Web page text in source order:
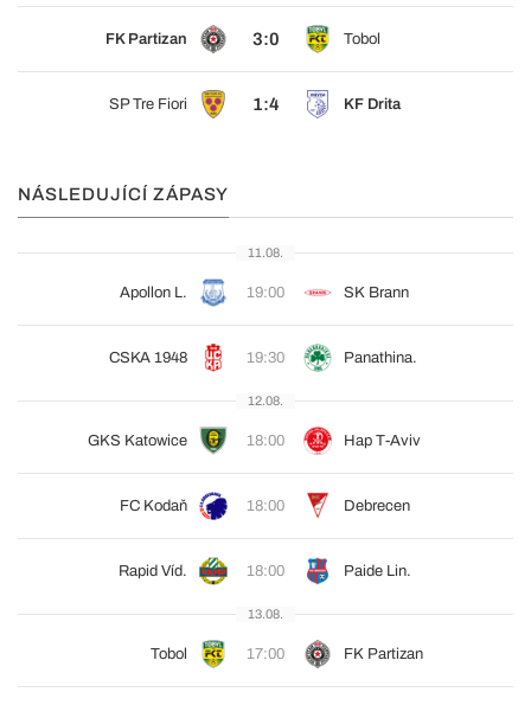
FK Partizan 3:0 Tobol
SP Tre Fiori 1:4 KF Drita
NÁSLEDUJÍCÍ ZÁPASY
11.08.
Apollon L. 19:00 SK Brann
CSKA 1948 19:30 Panathina.
12.08.
GKS Katowice 18:00 Hap T-Aviv
FC Kodaň 18:00 Debrecen
Rapid Víd. 18:00 Paide Lin.
13.08.
Tobol 17:00 FK Partizan